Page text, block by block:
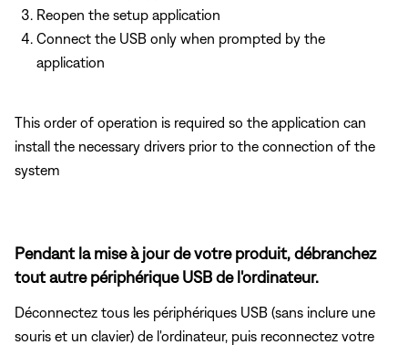
Reopen the setup application
Connect the USB only when prompted by the
application
This order of operation is required so the application can
install the necessary drivers prior to the connection of the
system
Pendant la mise à jour de votre produit, débranchez
tout autre périphérique USB de l'ordinateur.
Déconnectez tous les périphériques USB (sans inclure une
souris et un clavier) de l'ordinateur, puis reconnectez votre